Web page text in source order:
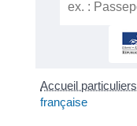
Accueil particuliers
française